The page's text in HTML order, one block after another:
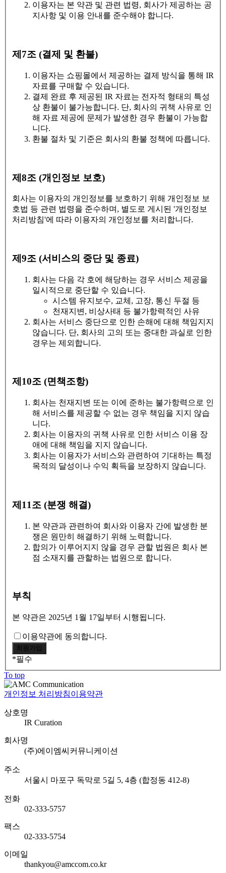
이용자는 본 약관 및 관련 법령, 회사가 제공하는 공
지사항 및 이용 안내를 준수해야 합니다.
제7조 (결제 및 환불)
이용자는 쇼핑몰에서 제공하는 결제 방식을 통해 IR
자료를 구매할 수 있습니다.
결제 완료 후 제공된 IR 자료는 전자적 형태의 특성
상 환불이 불가능합니다. 단, 회사의 귀책 사유로 인
해 자료 제공에 문제가 발생한 경우 환불이 가능합
니다.
환불 절차 및 기준은 회사의 환불 정책에 따릅니다.
제8조 (개인정보 보호)
회사는 이용자의 개인정보를 보호하기 위해 개인정보 보
호법 등 관련 법령을 준수하며, 별도로 게시된 '개인정보
처리방침'에 따라 이용자의 개인정보를 처리합니다.
제9조 (서비스의 중단 및 종료)
회사는 다음 각 호에 해당하는 경우 서비스 제공을
일시적으로 중단할 수 있습니다.
시스템 유지보수, 교체, 고장, 통신 두절 등
천재지변, 비상사태 등 불가항력적인 사유
회사는 서비스 중단으로 인한 손해에 대해 책임지지
않습니다. 단, 회사의 고의 또는 중대한 과실로 인한
경우는 제외합니다.
제10조 (면책조항)
회사는 천재지변 또는 이에 준하는 불가항력으로 인
해 서비스를 제공할 수 없는 경우 책임을 지지 않습
니다.
회사는 이용자의 귀책 사유로 인한 서비스 이용 장
애에 대해 책임을 지지 않습니다.
회사는 이용자가 서비스와 관련하여 기대하는 특정
목적의 달성이나 수익 획득을 보장하지 않습니다.
제11조 (분쟁 해결)
본 약관과 관련하여 회사와 이용자 간에 발생한 분
쟁은 원만히 해결하기 위해 노력합니다.
합의가 이루어지지 않을 경우 관할 법원은 회사 본
점 소재지를 관할하는 법원으로 합니다.
부칙
본 약관은 2025년 1월 17일부터 시행됩니다.
이용약관에 동의합니다.
*필수
To top
개인정보 처리방침이용약관
상호명
IR Curation
회사명
(주)에이엠씨커뮤니케이션
주소
서울시 마포구 독막로 5길 5, 4층 (합정동 412-8)
전화
02-333-5757
팩스
02-333-5754
이메일
thankyou@amccom.co.kr